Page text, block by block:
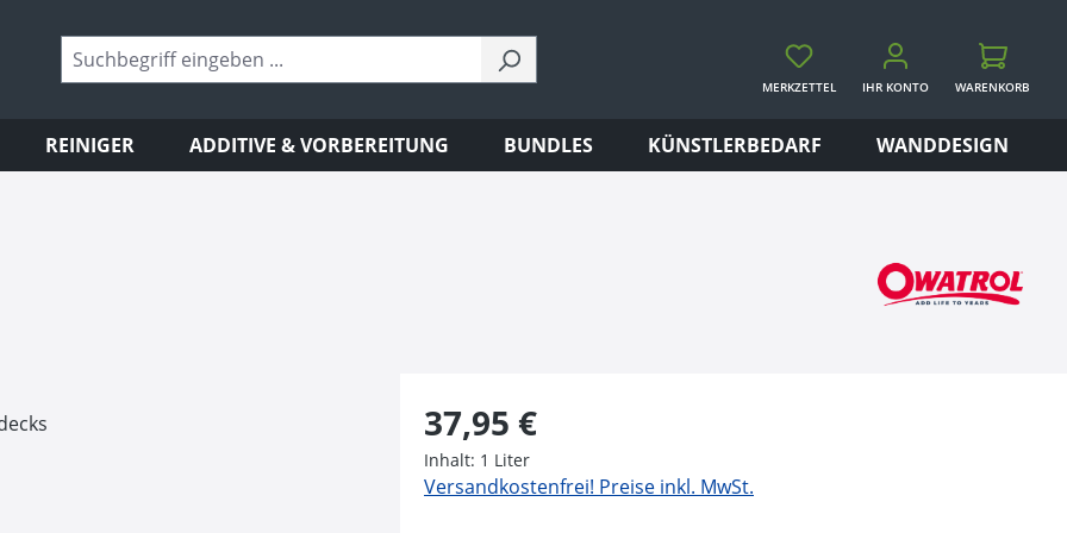
MERKZETTEL IHR KONTO
WARENKORB
REINIGER ADDITIVE & VORBEREITUNG BUNDLES KÜNSTLERBEDARF WANDDESIGN
Regulärer Preis:
37,95 €
Inhalt: 1 Liter
Versandkostenfrei! Preise inkl. MwSt.